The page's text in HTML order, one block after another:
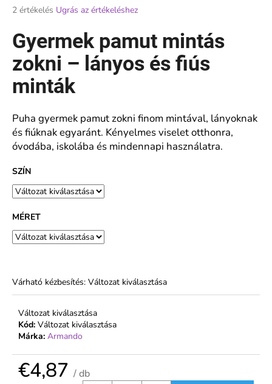
A
átlagos
értékelése
ből
csillag.
2 értékelés Ugrás az értékeléshez
Gyermek pamut mintás
zokni – lányos és fiús
minták
Puha gyermek pamut zokni finom mintával, lányoknak
és fiúknak egyaránt. Kényelmes viselet otthonra,
óvodába, iskolába és mindennapi használatra.
SZÍN
MÉRET
Várható kézbesítés: Változat kiválasztása
Változat kiválasztása
Kód: Változat kiválasztása
Márka: Armando
€4,87 / db
A
j
á
l
u
k
FÉRFI
BAMBUSZ
BOKAZOKNI
738
€2,55